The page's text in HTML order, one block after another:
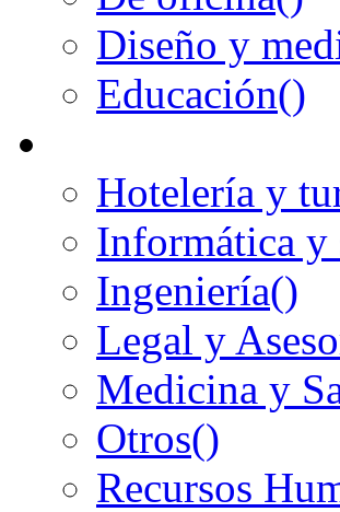
Diseño y
Educación()
Hotelería y
Informática y
Ingeniería()
Legal y
Medicina y
Otros()
Recursos